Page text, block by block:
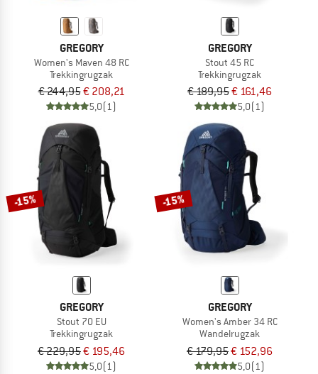
GREGORY
Women's Maven 48 RC
Trekkingrugzak
€ 244,95€ 208,21
5,0(1)
GREGORY
Stout 45 RC
Trekkingrugzak
€ 189,95€ 161,46
5,0(1)
-15%
GREGORY
Stout 70 EU
Trekkingrugzak
€ 229,95€ 195,46
5,0(1)
-15%
GREGORY
Women's Amber 34 RC
Wandelrugzak
€ 179,95€ 152,96
5,0(1)